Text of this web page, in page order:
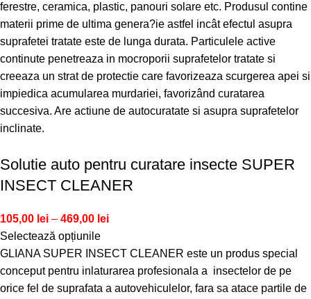
ferestre, ceramica, plastic, panouri solare etc. Produsul contine
materii prime de ultima genera?ie astfel incât efectul asupra
suprafetei tratate este de lunga durata. Particulele active
continute penetreaza in mocroporii suprafetelor tratate si
creeaza un strat de protectie care favorizeaza scurgerea apei si
impiedica acumularea murdariei, favorizând curatarea
succesiva. Are actiune de autocuratate si asupra suprafetelor
inclinate.
Solutie auto pentru curatare insecte SUPER
INSECT CLEANER
105,00 lei – 469,00 lei
Selectează opțiunile
GLIANA SUPER INSECT CLEANER este un produs special
conceput pentru inlaturarea profesionala a insectelor de pe
orice fel de suprafata a autovehiculelor, fara sa atace partile de